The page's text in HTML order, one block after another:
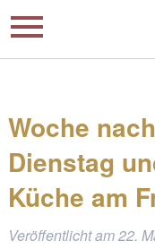
Woche
Dienstag
Küche am
Veröffentlicht am22.